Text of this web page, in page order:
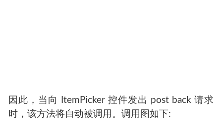
因此，当向 ItemPicker 控件发出 post back 请求
时，该方法将自动被调用。调用图如下: